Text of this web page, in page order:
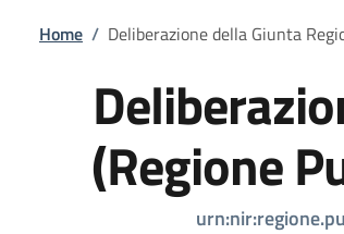
Briciole di pane
Home / Deliberazione della Giunta
(Regione